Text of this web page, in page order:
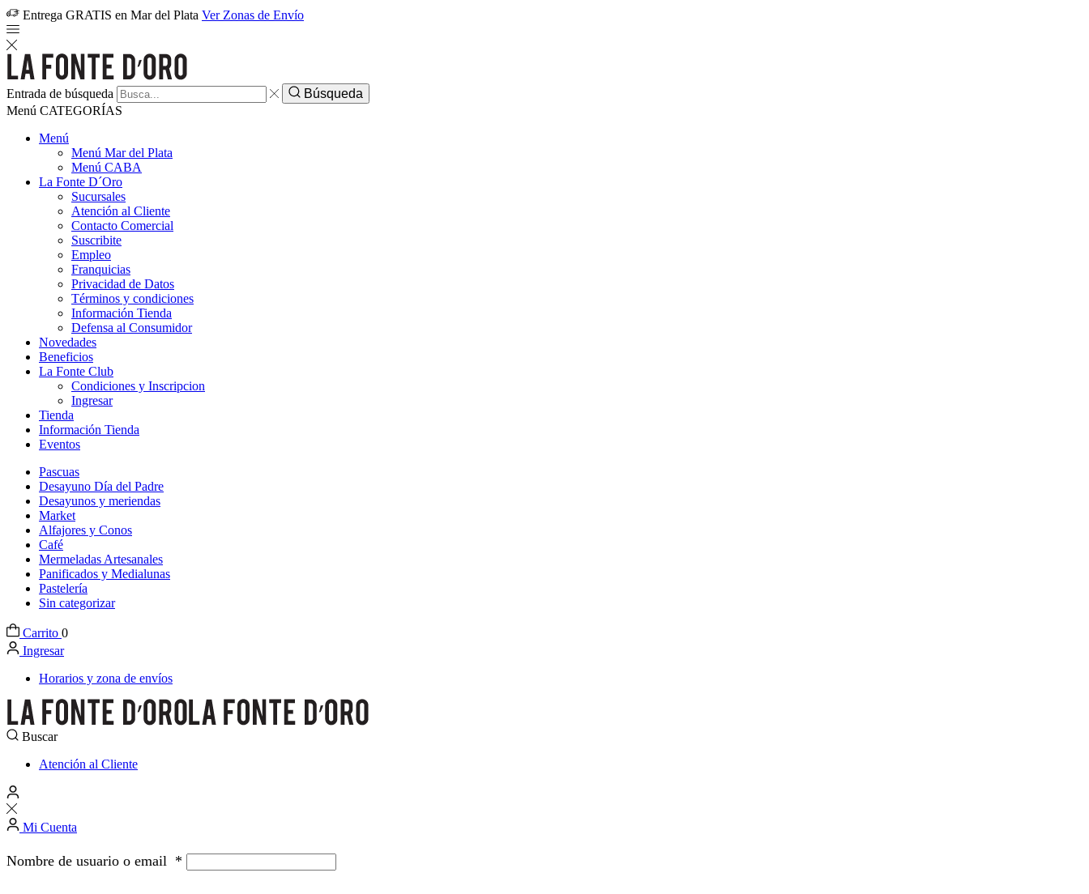
Entrega GRATIS en Mar del Plata Ver Zonas de Envío
Entrada de búsqueda
Búsqueda
Menú CATEGORÍAS
Menú
Menú Mar del Plata
Menú CABA
La Fonte D´Oro
Sucursales
Atención al Cliente
Contacto Comercial
Suscribite
Empleo
Franquicias
Privacidad de Datos
Términos y condiciones
Información Tienda
Defensa al Consumidor
Novedades
Beneficios
La Fonte Club
Condiciones y Inscripcion
Ingresar
Tienda
Información Tienda
Eventos
Pascuas
Desayuno Día del Padre
Desayunos y meriendas
Market
Alfajores y Conos
Café
Mermeladas Artesanales
Panificados y Medialunas
Pastelería
Sin categorizar
Carrito 0
Ingresar
Horarios y zona de envíos
Buscar
Atención al Cliente
Mi Cuenta
Nombre de usuario o email *